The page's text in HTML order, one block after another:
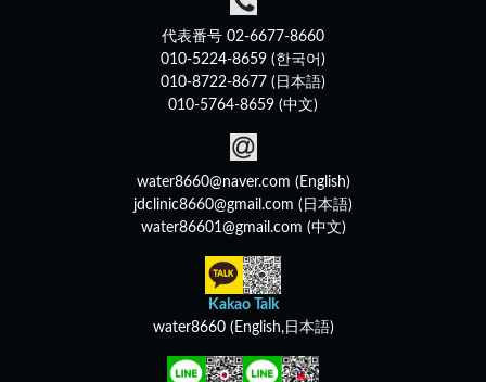
代表番号 02-6677-8660
010-5224-8659 (한국어)
010-8722-8677 (日本語)
010-5764-8659 (中文)
water8660@naver.com (English)
jdclinic8660@gmail.com (日本語)
water86601@gmail.com (中文)
Kakao Talk
water8660 (English,日本語)